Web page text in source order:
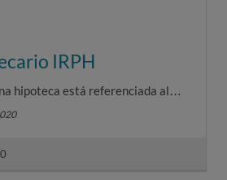
IRPH
hipoteca está referenciada al
0